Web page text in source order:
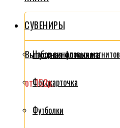
Выпускная фотокнига
от 152р.
СУВЕНИРЫ
Набор виниловых магнитов
Фотокарточка
Футболки